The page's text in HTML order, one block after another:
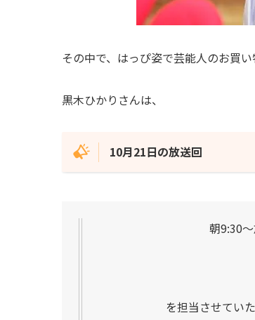
その中で、はっぴ姿で芸能人のお買
黒木ひかりさんは、
10月21日の放送回
朝9:30
を担当させてい